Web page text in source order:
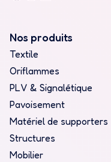
Nos produits
Textile
Oriflammes
PLV & Signalétique
Pavoisement
Matériel de supporters
Structures
Mobilier